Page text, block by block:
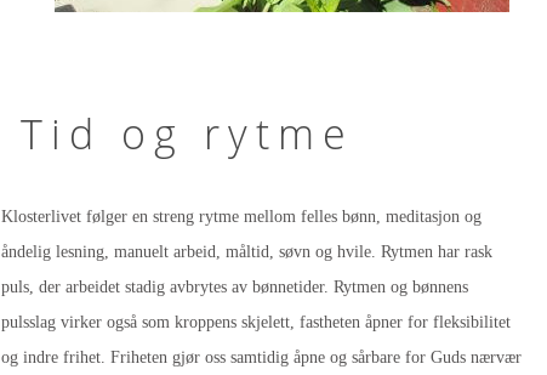
Tid og rytme
Klosterlivet følger en streng rytme mellom felles bønn, meditasjon og
åndelig lesning, manuelt arbeid, måltid, søvn og hvile. Rytmen har rask
puls, der arbeidet stadig avbrytes av bønnetider. Rytmen og bønnens
pulsslag virker også som kroppens skjelett, fastheten åpner for fleksibilitet
og indre frihet. Friheten gjør oss samtidig åpne og sårbare for Guds nærvær